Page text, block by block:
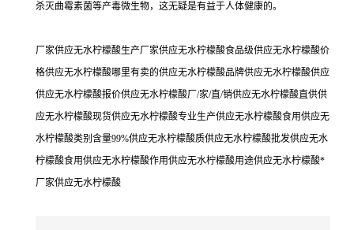
杀灭曲霉素菌等产毒微生物，这无疑是有益于人体健康的。
厂家供应无水柠檬酸生产厂家供应无水柠檬酸食品级供应无水柠檬酸价
格供应无水柠檬酸哪里有卖的供应无水柠檬酸品牌供应无水柠檬酸供应
供应无水柠檬酸报价供应无水柠檬酸厂/家/直/销供应无水柠檬酸直供供
应无水柠檬酸现货供应无水柠檬酸专业生产供应无水柠檬酸食用供应无
水柠檬酸类别含量99%供应无水柠檬酸质供应无水柠檬酸批发供应无水
柠檬酸食用供应无水柠檬酸作用供应无水柠檬酸用途供应无水柠檬酸*
厂家供应无水柠檬酸